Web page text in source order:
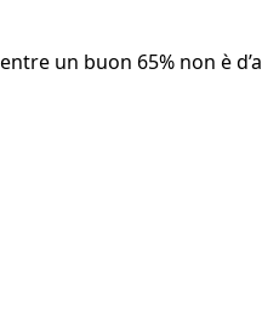
un buon 65% non è